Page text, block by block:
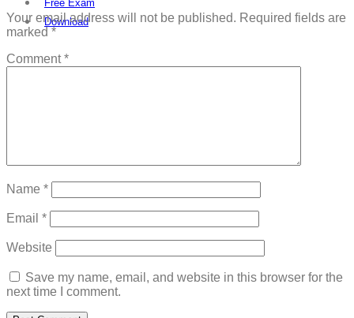
Free Exam
Download
Your email address will not be published. Required fields are
marked *
Comment*
Name *
Email *
Website
Save my name, email, and website in this browser for the
next time I comment.